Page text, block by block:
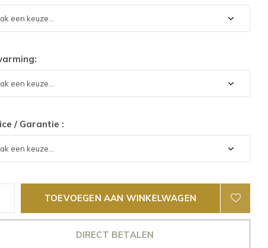
/ Garantie :
TOEVOEGEN AAN WINKELWAGEN
DIRECT BETALEN